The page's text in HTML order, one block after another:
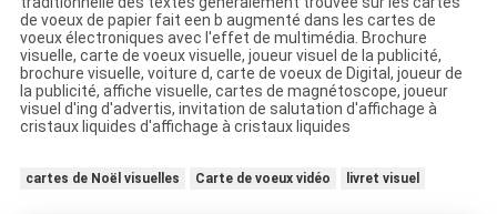
de voeux de papier fait een b augmenté dans les cartes de
voeux électroniques avec l'effet de multimédia. Brochure
visuelle, carte de voeux visuelle, joueur visuel de la publicité,
brochure visuelle, voiture d, carte de voeux de Digital, joueur de
la publicité, affiche visuelle, cartes de magnétoscope, joueur
visuel d'ing d'advertis, invitation de salutation d'affichage à
cristaux liquides d'affichage à cristaux liquides
cartes de Noël visuelles Carte de voeux vidéo livret visuel